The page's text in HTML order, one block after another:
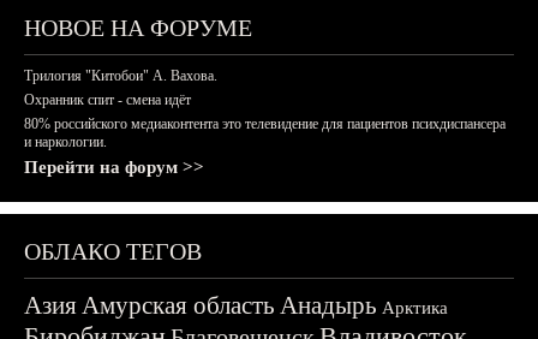
НОВОЕ НА ФОРУМЕ
Трилогия "Китобои" А. Вахова.
Охранник спит - смена идёт
80% российского медиаконтента это телевидение для пациентов психдиспансера
и наркологии.
Перейти на форум >>
ОБЛАКО ТЕГОВ
АзияАмурская область Анадырь Арктика